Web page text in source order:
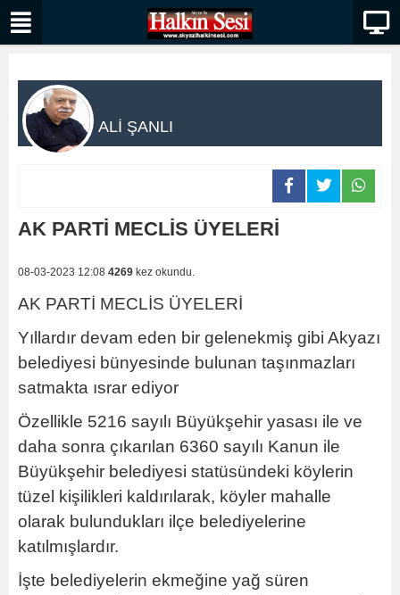
ALİ ŞANLI
AK PARTİ MECLİS ÜYELERİ
08-03-2023 12:08 4269 kez okundu.
AK PARTİ MECLİS ÜYELERİ
Yıllardır devam eden bir gelenekmiş gibi Akyazı
belediyesi bünyesinde bulunan taşınmazları
satmakta ısrar ediyor
Özellikle 5216 sayılı Büyükşehir yasası ile ve
daha sonra çıkarılan 6360 sayılı Kanun ile
Büyükşehir belediyesi statüsündeki köylerin
tüzel kişilikleri kaldırılarak, köyler mahalle
olarak bulundukları ilçe belediyelerine
katılmışlardır.
İşte belediyelerin ekmeğine yağ süren